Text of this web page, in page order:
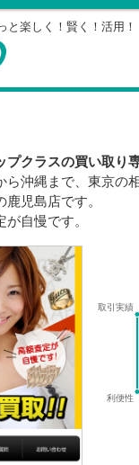
楽しく！賢く！活用！
プクラスの買い取
ら沖縄まで、東京の
鹿児島店です。
が自慢です。